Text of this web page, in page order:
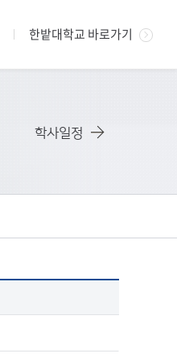
한밭대학교 바로가기
학사일정